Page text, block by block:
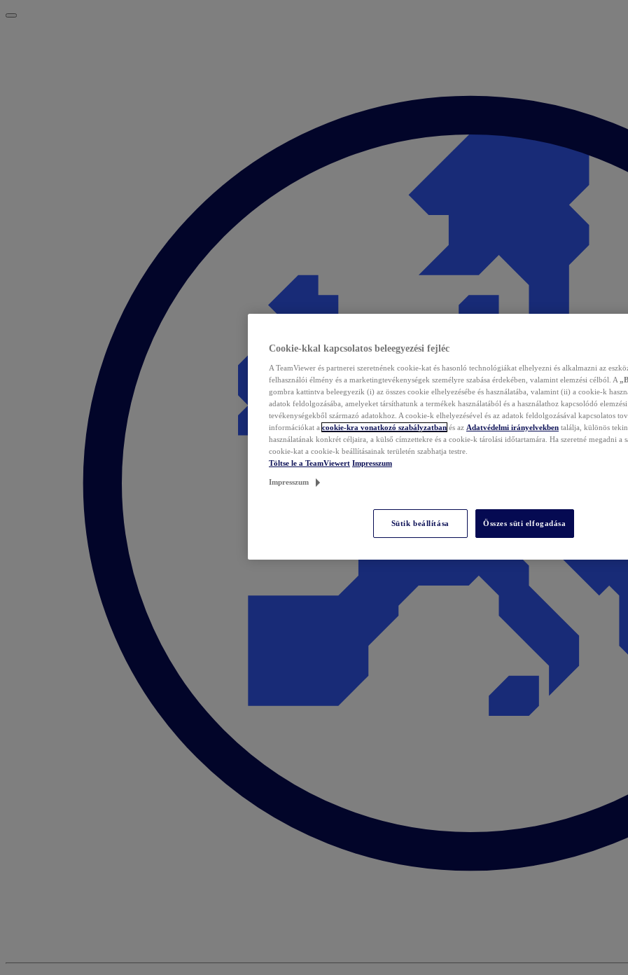
Cookie-kkal kapcsolatos beleegyezési fejléc
A TeamViewer és partnerei szeretnének cookie-kat és hasonló technológiákat elhelyezni és alkalmazni az
felhasználói élmény és a marketingtevékenységek személyre szabása érdekében, valamint elemzési célból. A
gombra kattintva beleegyezik (i) az összes cookie elhelyezésébe és használatába, valamint (ii) a cookie-k
adatok feldolgozásába, amelyeket társíthatunk a termékek használatából és a használathoz kapcsolódó elemzési
tevékenységekből származó adatokhoz. A cookie-k elhelyezésével és az adatok feldolgozásával kapcsolatos
információkat a cookie-kra vonatkozó szabályzatban és az Adatvédelmi irányelvekben találja, különös
használatának konkrét céljaira, a külső címzettekre és a cookie-k tárolási időtartamára. Ha szeretné megadni a
cookie-kat a cookie-k beállításainak területén szabhatja testre.
Töltse le a TeamViewert Impresszum
Impresszum
Sütik beállítása Összes süti elfogadása